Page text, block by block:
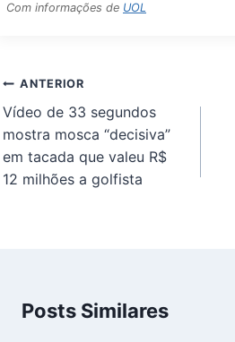
Com informações de UOL
Navegação
de
Post
ANTERIOR
Vídeo de 33 segundos
mostra mosca “decisiva”
em tacada que valeu R$
12 milhões a golfista
Posts Similares